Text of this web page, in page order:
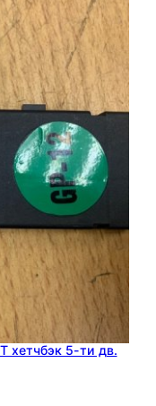
хетчбэк 5-ти дв.